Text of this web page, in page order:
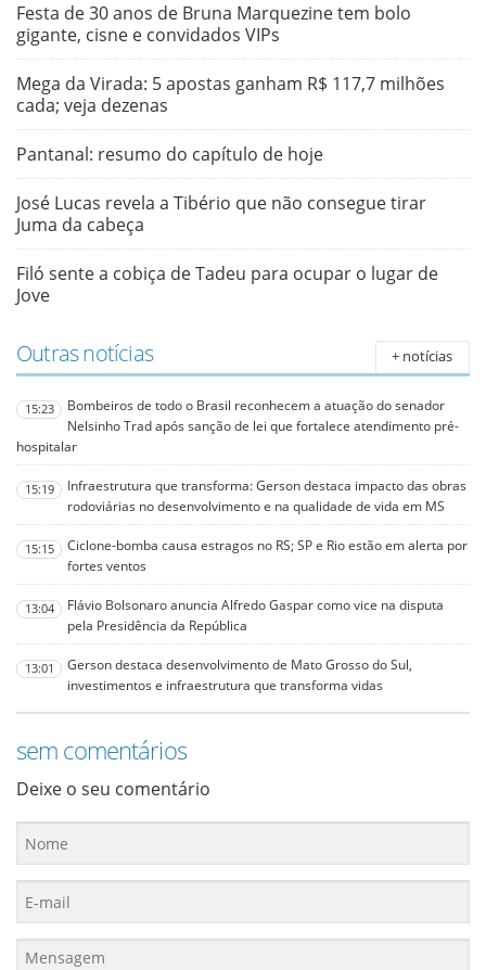
Festa de 30 anos de Bruna Marquezine tem bolo
gigante, cisne e convidados VIPs
Mega da Virada: 5 apostas ganham R$ 117,7 milhões
cada; veja dezenas
Pantanal: resumo do capítulo de hoje
José Lucas revela a Tibério que não consegue tirar
Juma da cabeça
Filó sente a cobiça de Tadeu para ocupar o lugar de
Jove
Outras notícias + notícias
15:23
Bombeiros de todo o Brasil reconhecem a atuação do senador
Nelsinho Trad após sanção de lei que fortalece atendimento pré-
hospitalar
15:19
Infraestrutura que transforma: Gerson destaca impacto das obras
rodoviárias no desenvolvimento e na qualidade de vida em MS
15:15
Ciclone-bomba causa estragos no RS; SP e Rio estão em alerta por
fortes ventos
13:04
Flávio Bolsonaro anuncia Alfredo Gaspar como vice na disputa
pela Presidência da República
13:01
Gerson destaca desenvolvimento de Mato Grosso do Sul,
investimentos e infraestrutura que transforma vidas
sem comentários
Deixe o seu comentário